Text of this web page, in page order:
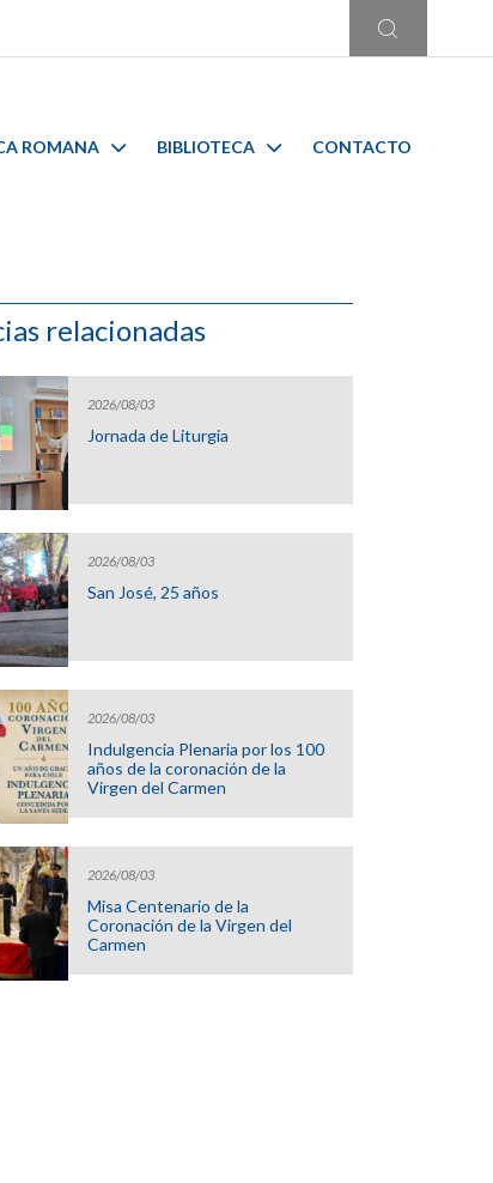
ROMANA BIBLIOTECA CONTACTO
relacionadas
2026/08/03
Jornada de Liturgia
2026/08/03
San José, 25 años
2026/08/03
Indulgencia Plenaria por los 100
años de la coronación de la
Virgen del Carmen
2026/08/03
Misa Centenario de la
Coronación de la Virgen del
Carmen